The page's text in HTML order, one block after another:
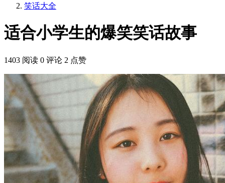
笑话大全
适合小学生的爆笑笑话故事
1403 阅读 0 评论 2 点赞